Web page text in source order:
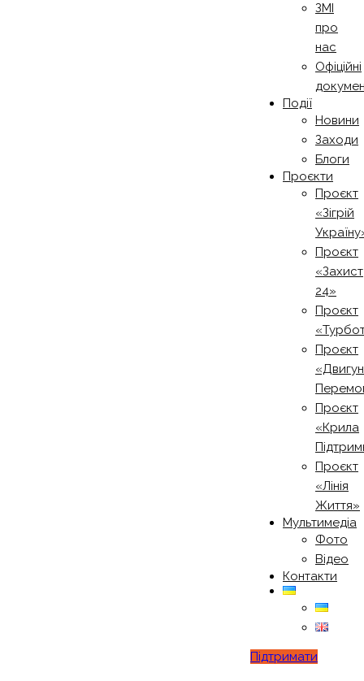
ЗМІ
про
нас
Офіційні
Події
Новини
Заходи
Блоги
Проєкти
Проєкт
«Зігрій
Проєкт
«Захист
24»
Проєкт
Проєкт
Проєкт
«Крила
Проєкт
«Лінія
Життя»
Мультимедіа
Фото
Відео
Контакти
Підтримати